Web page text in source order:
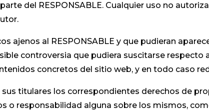
del RESPONSABLE. Cualquier uso no
ajenos al RESPONSABLE y que pudieran
controversia que pudiera suscitarse respecto
concretos del sitio web, y en todo caso
sus titulares los correspondientes derechos de
o responsabilidad alguna sobre los mismos,